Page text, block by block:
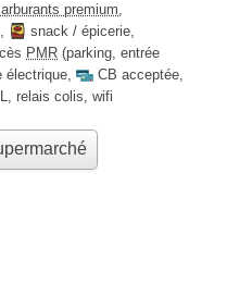
premium,
, snack / épicerie,
PMR (parking, entrée
électrique, CB acceptée,
, relais colis, wifi